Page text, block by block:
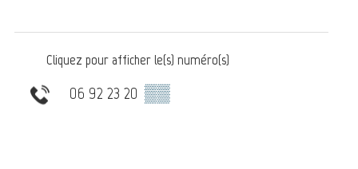
Cliquez pour afficher le(s) numéro(s)
06 92 23 20 ▒▒